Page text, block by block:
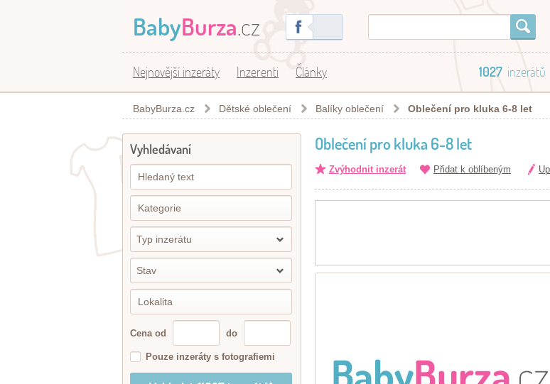
BabyBurza.cz
Nejnovější inzeráty Inzerenti Články 1027 inzerátů
BabyBurza.cz Dětské oblečení Balíky oblečení Oblečení pro kluka 6-8 let
Vyhledávaní
Typ inzerátu
Stav
Cena od do
Pouze inzeráty s fotografiemi
Oblečení pro kluka 6-8 let
Zvýhodnit inzerát Přidat k oblíbeným